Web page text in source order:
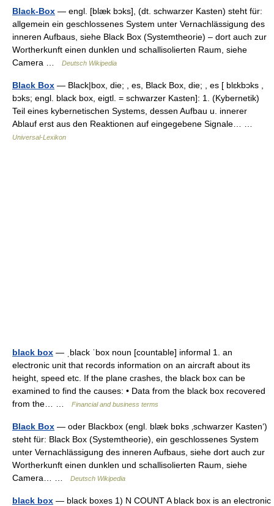
Black-Box — engl. [blæk bɔks], (dt. schwarzer Kasten) steht für:
allgemein ein geschlossenes System unter Vernachlässigung des
inneren Aufbaus, siehe Black Box (Systemtheorie) – dort auch zur
Wortherkunft einen dunklen und schallisolierten Raum, siehe
Camera …
Deutsch Wikipedia
Black Box — Black|box, die; , es, Black Box, die; , es [ blɛkbɔks ,
bɔks; engl. black box, eigtl. = schwarzer Kasten]: 1. (Kybernetik)
Teil eines kybernetischen Systems, dessen Aufbau u. innerer
Ablauf erst aus den Reaktionen auf eingegebene Signale… …
Universal-Lexikon
black box — ˌblack ˈbox noun [countable] informal 1. an
electronic unit that records information on an aircraft about its
height, speed etc. If the plane crashes, the black box can be
examined to find the causes: • Data from the black box recovered
from the… …
Financial and business terms
Black Box — oder Blackbox (engl. blæk bɒks ‚schwarzer Kasten‘)
steht für: Black Box (Systemtheorie), ein geschlossenes System
unter Vernachlässigung des inneren Aufbaus, siehe dort auch zur
Wortherkunft einen dunklen und schallisolierten Raum, siehe
Camera… …
Deutsch Wikipedia
black box — black boxes 1) N COUNT A black box is an electronic